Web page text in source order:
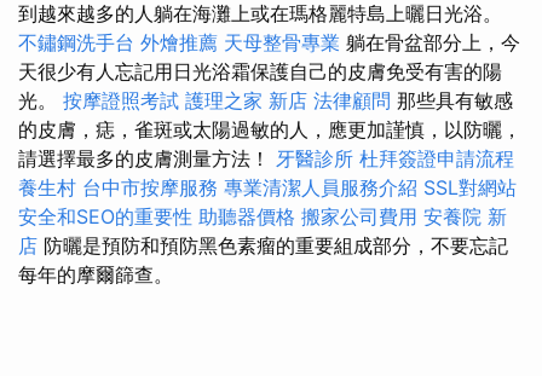
到越來越多的人躺在海灘上或在瑪格麗特島上曬日光浴。
不鏽鋼洗手台 外燴推薦 天母整骨專業 躺在骨盆部分上，今
天很少有人忘記用日光浴霜保護自己的皮膚免受有害的陽
光。 按摩證照考試 護理之家 新店 法律顧問 那些具有敏感
的皮膚，痣，雀斑或太陽過敏的人，應更加謹慎，以防曬，
請選擇最多的皮膚測量方法！ 牙醫診所 杜拜簽證申請流程
養生村 台中市按摩服務 專業清潔人員服務介紹 SSL對網站
安全和SEO的重要性 助聽器價格 搬家公司費用 安養院 新
店 防曬是預防和預防黑色素瘤的重要組成部分，不要忘記
每年的摩爾篩查。